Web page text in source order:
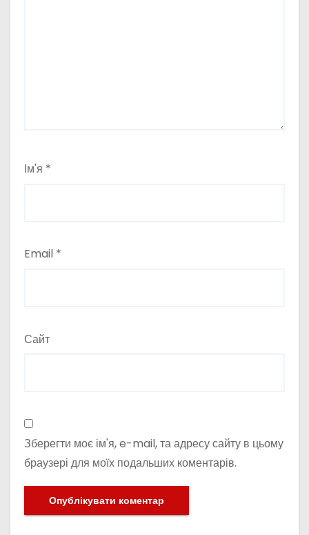
Ім'я *
Email *
Сайт
Зберегти моє ім'я, e-mail, та адресу сайту в цьому
браузері для моїх подальших коментарів.